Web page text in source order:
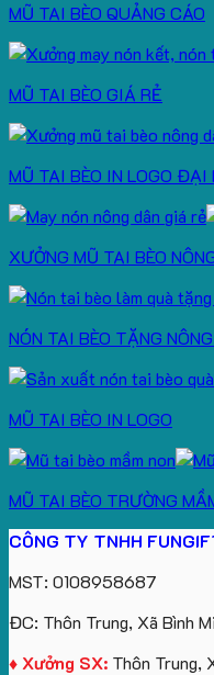
MŨ TAI BÈO QUẢNG CÁO
MŨ TAI BÈO GIÁ RẺ
MŨ TAI BÈO IN LOGO ĐẠI
XƯỞNG MŨ TAI BÈO
NÓN TAI BÈO TẶNG
MŨ TAI BÈO IN LOGO
MŨ TAI BÈO TRƯỜNG
CÔNG TY TNHH
MST: 0108958687
ĐC: Thôn Trung, Xã Bình
♦ Xưởng SX: Thôn Trung,